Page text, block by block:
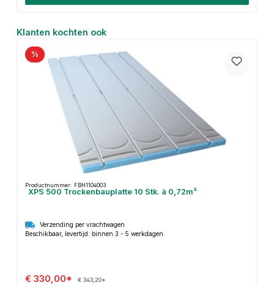
Productgalerij overslaan
Klanten kochten ook
%
Productnummer: FBH1104003
XPS 500 Trockenbauplatte 10 Stk. à 0,72m²
Verzending per vrachtwagen
Beschikbaar, levertijd: binnen 3 - 5 werkdagen
€ 330,00* € 343,20*